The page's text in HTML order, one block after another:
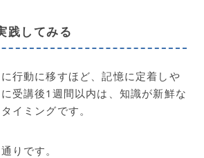
践してみる
行動に移すほど、記憶に定着しや
受講後1週間以内は、知識が新鮮な
イミングです。
りです。